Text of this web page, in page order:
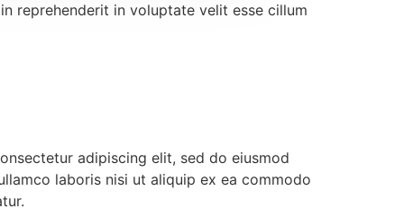
reprehenderit in voluptate velit esse cillum
adipiscing elit, sed do eiusmod
laboris nisi ut aliquip ex ea commodo